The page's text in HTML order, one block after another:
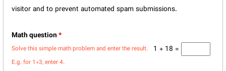
visitor and to prevent automated spam submissions.
Math question*
1 + 18 =
Solve this simple math problem and enter the result.
E.g. for 1+3, enter 4.